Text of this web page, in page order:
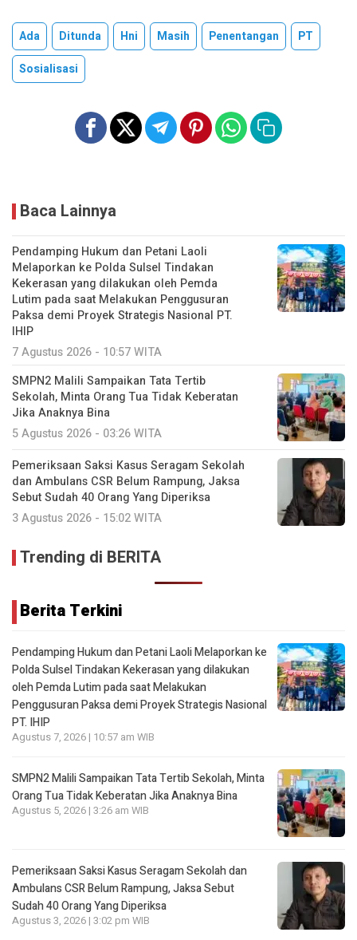
Ada Ditunda Hni Masih Penentangan
PT
Sosialisasi
Baca Lainnya
Pendamping Hukum dan Petani Laoli
Melaporkan ke Polda Sulsel Tindakan
Kekerasan yang dilakukan oleh Pemda
Lutim pada saat Melakukan Penggusuran
Paksa demi Proyek Strategis Nasional PT.
IHIP
7 Agustus 2026 - 10:57 WITA
SMPN2 Malili Sampaikan Tata Tertib
Sekolah, Minta Orang Tua Tidak Keberatan
Jika Anaknya Bina
5 Agustus 2026 - 03:26 WITA
Pemeriksaan Saksi Kasus Seragam Sekolah
dan Ambulans CSR Belum Rampung, Jaksa
Sebut Sudah 40 Orang Yang Diperiksa
3 Agustus 2026 - 15:02 WITA
Trending di BERITA
Berita Terkini
Pendamping Hukum dan Petani Laoli Melaporkan ke
Polda Sulsel Tindakan Kekerasan yang dilakukan
oleh Pemda Lutim pada saat Melakukan
Penggusuran Paksa demi Proyek Strategis Nasional
PT. IHIP
Agustus 7, 2026 | 10:57 am WIB
SMPN2 Malili Sampaikan Tata Tertib Sekolah, Minta
Orang Tua Tidak Keberatan Jika Anaknya Bina
Agustus 5, 2026 | 3:26 am WIB
Pemeriksaan Saksi Kasus Seragam Sekolah dan
Ambulans CSR Belum Rampung, Jaksa Sebut
Sudah 40 Orang Yang Diperiksa
Agustus 3, 2026 | 3:02 pm WIB